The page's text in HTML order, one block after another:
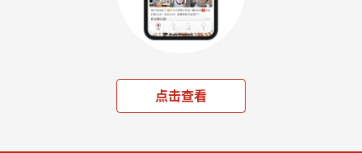
点击查看